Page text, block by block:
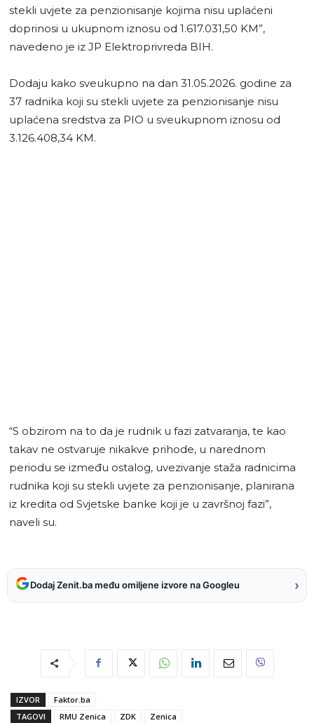
stekli uvjete za penzionisanje kojima nisu uplaćeni
doprinosi u ukupnom iznosu od 1.617.031,50 KМ”,
navedeno je iz JP Elektroprivreda BIH.
Dodaju kako sveukupno na dan 31.05.2026. godine za
37 radnika koji su stekli uvjete za penzionisanje nisu
uplaćena sredstva za PIO u sveukupnom iznosu od
3.126.408,34 KM.
“S obzirom na to da je rudnik u fazi zatvaranja, te kao
takav ne ostvaruje nikakve prihode, u narednom
periodu se između ostalog, uvezivanje staža radnicima
rudnika koji su stekli uvjete za penzionisanje, planirana
iz kredita od Svjetske banke koji je u završnoj fazi”,
naveli su.
Dodaj Zenit.ba među omiljene izvore na Googleu ›
IZVOR
Faktor.ba
TAGOVI
RMU Zenica ZDK Zenica